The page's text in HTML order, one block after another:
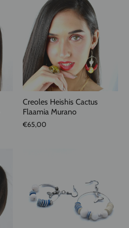
Creoles Heishis Cactus
Flaamia Murano
€65,00